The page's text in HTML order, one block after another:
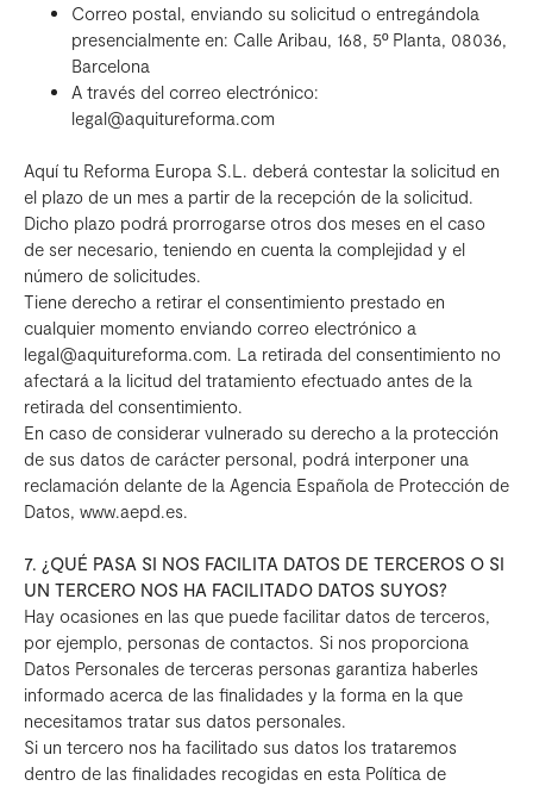
Correo postal, enviando su solicitud o entregándola
presencialmente en: Calle Aribau, 168, 5º Planta, 08036,
Barcelona
A través del correo electrónico:
legal@aquitureforma.com
Aquí tu Reforma Europa S.L. deberá contestar la solicitud en
el plazo de un mes a partir de la recepción de la solicitud.
Dicho plazo podrá prorrogarse otros dos meses en el caso
de ser necesario, teniendo en cuenta la complejidad y el
número de solicitudes.
Tiene derecho a retirar el consentimiento prestado en
cualquier momento enviando correo electrónico a
legal@aquitureforma.com. La retirada del consentimiento no
afectará a la licitud del tratamiento efectuado antes de la
retirada del consentimiento.
En caso de considerar vulnerado su derecho a la protección
de sus datos de carácter personal, podrá interponer una
reclamación delante de la Agencia Española de Protección de
Datos, www.aepd.es.
7. ¿QUÉ PASA SI NOS FACILITA DATOS DE TERCEROS O SI
UN TERCERO NOS HA FACILITADO DATOS SUYOS?
Hay ocasiones en las que puede facilitar datos de terceros,
por ejemplo, personas de contactos. Si nos proporciona
Datos Personales de terceras personas garantiza haberles
informado acerca de las finalidades y la forma en la que
necesitamos tratar sus datos personales.
Si un tercero nos ha facilitado sus datos los trataremos
dentro de las finalidades recogidas en esta Política de